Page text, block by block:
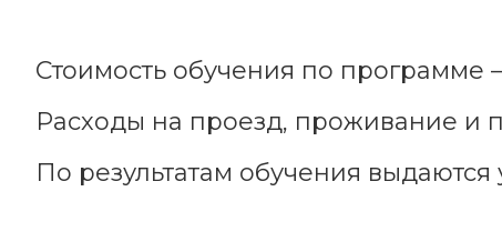
Стоимость обучения по программе
Расходы на проезд, проживание и
По результатам обучения